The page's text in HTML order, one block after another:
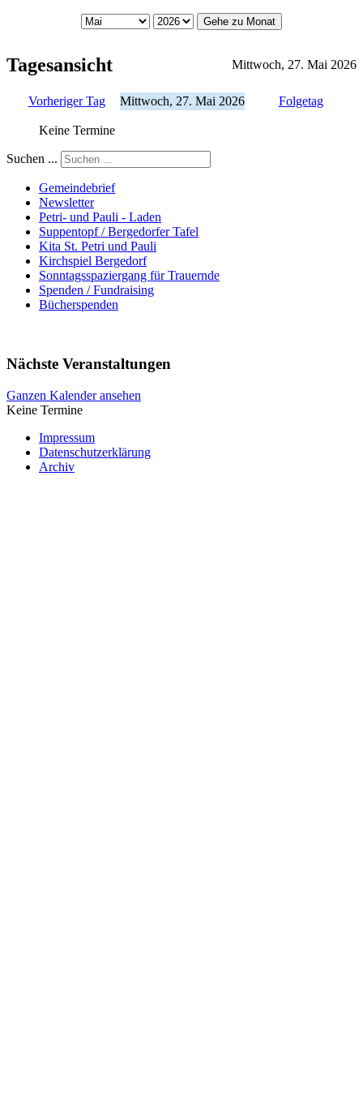
Gehe zu Monat
Tagesansicht Mittwoch, 27. Mai 2026
Vorheriger Tag Mittwoch, 27. Mai 2026 Folgetag
Keine Termine
Suchen ...
Gemeindebrief
Newsletter
Petri- und Pauli - Laden
Suppentopf / Bergedorfer Tafel
Kita St. Petri und Pauli
Kirchspiel Bergedorf
Sonntagsspaziergang für Trauernde
Spenden / Fundraising
Bücherspenden
Nächste Veranstaltungen
Ganzen Kalender ansehen
Keine Termine
Impressum
Datenschutzerklärung
Archiv